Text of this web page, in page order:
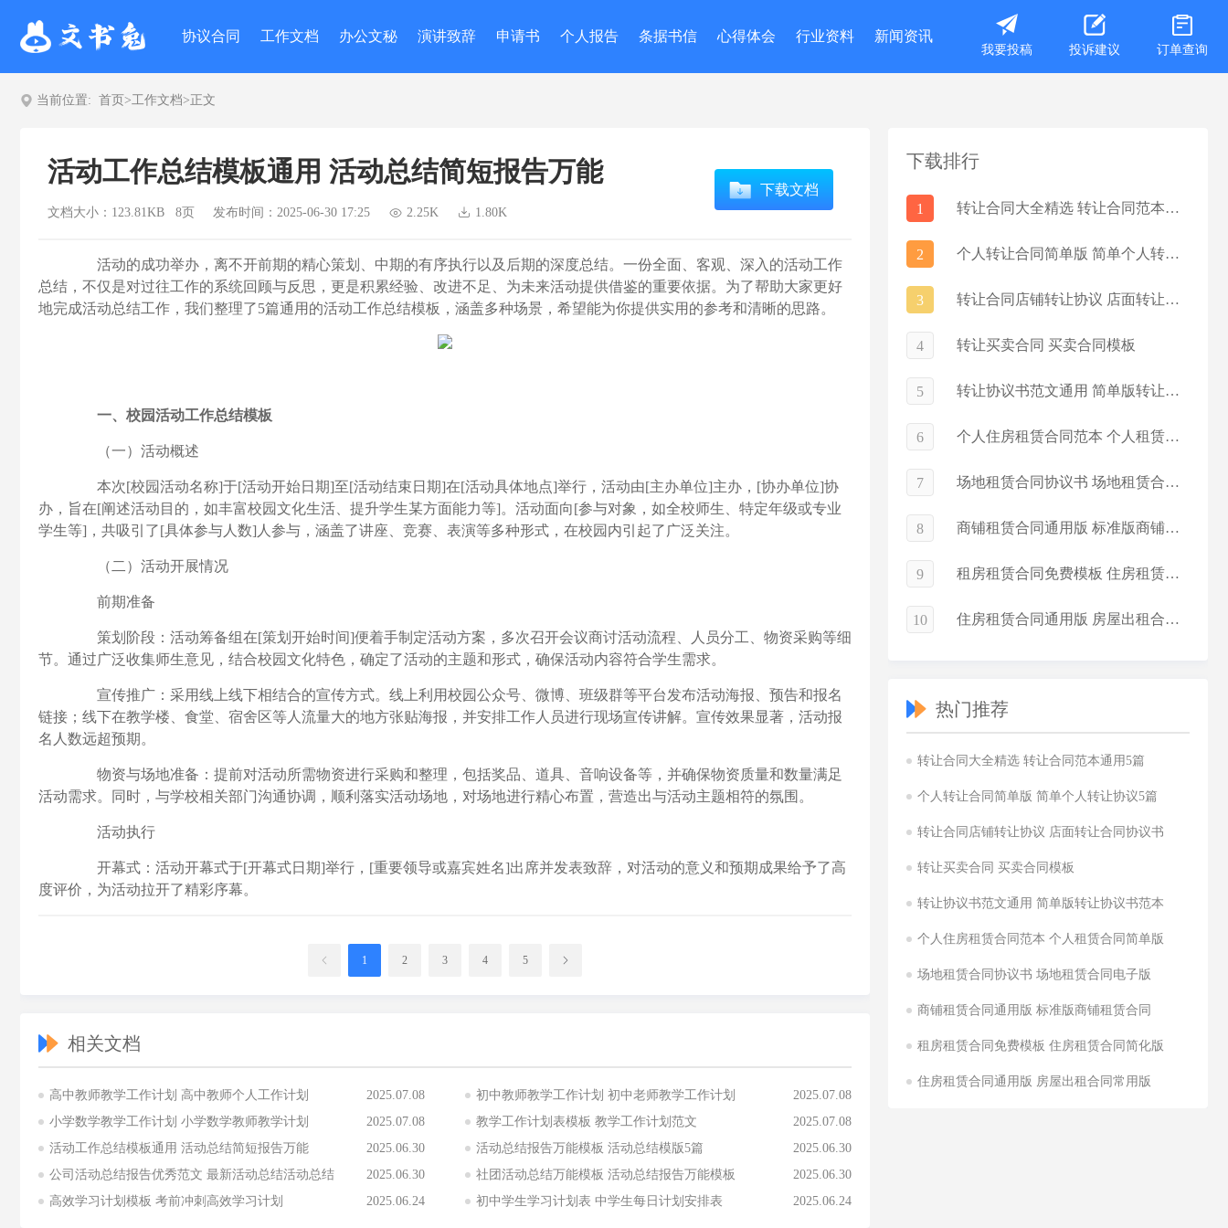
协议合同 工作文档 办公文秘 演讲致辞 申请书 个人报告 条据书信 心得体会 行业资料 新闻资讯
订单查询
投诉建议
我要投稿
当前位置: 首页 >工作文档> 正文
活动工作总结模板通用 活动总结简短报告万能
文档大小：123.81KB 8页 发布时间：2025-06-30 17:25 2.25K 1.80K
下载文档
活动的成功举办，离不开前期的精心策划、中期的有序执行以及后期的深度总结。一份全面、客观、深入的活动工作
总结，不仅是对过往工作的系统回顾与反思，更是积累经验、改进不足、为未来活动提供借鉴的重要依据。为了帮助大家更好
地完成活动总结工作，我们整理了5篇通用的活动工作总结模板，涵盖多种场景，希望能为你提供实用的参考和清晰的思路。
一、校园活动工作总结模板
（一）活动概述
本次[校园活动名称]于[活动开始日期]至[活动结束日期]在[活动具体地点]举行，活动由[主办单位]主办，[协办单位]协
办，旨在[阐述活动目的，如丰富校园文化生活、提升学生某方面能力等]。活动面向[参与对象，如全校师生、特定年级或专业
学生等]，共吸引了[具体参与人数]人参与，涵盖了讲座、竞赛、表演等多种形式，在校园内引起了广泛关注。
（二）活动开展情况
前期准备
策划阶段：活动筹备组在[策划开始时间]便着手制定活动方案，多次召开会议商讨活动流程、人员分工、物资采购等细
节。通过广泛收集师生意见，结合校园文化特色，确定了活动的主题和形式，确保活动内容符合学生需求。
宣传推广：采用线上线下相结合的宣传方式。线上利用校园公众号、微博、班级群等平台发布活动海报、预告和报名
链接；线下在教学楼、食堂、宿舍区等人流量大的地方张贴海报，并安排工作人员进行现场宣传讲解。宣传效果显著，活动报
名人数远超预期。
物资与场地准备：提前对活动所需物资进行采购和整理，包括奖品、道具、音响设备等，并确保物资质量和数量满足
活动需求。同时，与学校相关部门沟通协调，顺利落实活动场地，对场地进行精心布置，营造出与活动主题相符的氛围。
活动执行
开幕式：活动开幕式于[开幕式日期]举行，[重要领导或嘉宾姓名]出席并发表致辞，对活动的意义和预期成果给予了高
度评价，为活动拉开了精彩序幕。
1 2 3 4 5
相关文档
高中教师教学工作计划 高中教师个人工作计划 2025.07.08 初中教师教学工作计划 初中老师教学工作计划
2025.07.08
小学数学教学工作计划 小学数学教师教学计划
2025.07.08 教学工作计划表模板 教学工作计划范文
2025.07.08
活动工作总结模板通用 活动总结简短报告万能
2025.06.30 活动总结报告万能模板 活动总结模版5篇
2025.06.30
公司活动总结报告优秀范文 最新活动总结活动总结
2025.06.30 社团活动总结万能模板 活动总结报告万能模板
2025.06.30
高效学习计划模板 考前冲刺高效学习计划
2025.06.24 初中学生学习计划表 中学生每日计划安排表 2025.06.24
下载排行
1 转让合同大全精选 转让合同范本通用5篇
2 个人转让合同简单版 简单个人转让协议5篇
3 转让合同店铺转让协议 店面转让合同协议书
4 转让买卖合同 买卖合同模板
5 转让协议书范文通用 简单版转让协议书范本
6 个人住房租赁合同范本 个人租赁合同简单版
7 场地租赁合同协议书 场地租赁合同电子版
8 商铺租赁合同通用版 标准版商铺租赁合同
9 租房租赁合同免费模板 住房租赁合同简化版
10 住房租赁合同通用版 房屋出租合同常用版
热门推荐
转让合同大全精选 转让合同范本通用5篇
个人转让合同简单版 简单个人转让协议5篇
转让合同店铺转让协议 店面转让合同协议书
转让买卖合同 买卖合同模板
转让协议书范文通用 简单版转让协议书范本
个人住房租赁合同范本 个人租赁合同简单版
场地租赁合同协议书 场地租赁合同电子版
商铺租赁合同通用版 标准版商铺租赁合同
租房租赁合同免费模板 住房租赁合同简化版
住房租赁合同通用版 房屋出租合同常用版